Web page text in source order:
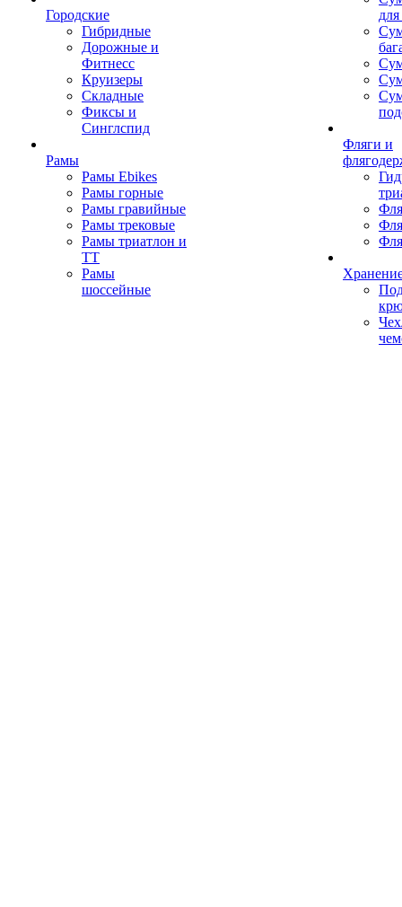
Городские
Гибридные
Дорожные и
Фитнесс
Круизеры
Складные
Фиксы и
Синглспид
Рамы
Рамы Ebikes
Рамы горные
Рамы гравийные
Рамы трековые
Рамы триатлон и
ТТ
Рамы
шоссейные
Фляги и